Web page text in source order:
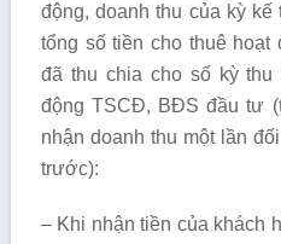
động, doanh thu của kỳ
tổng số tiền cho thuê
đã thu chia cho số kỳ
động TSCĐ, BĐS đầu tư
nhận doanh thu một lần
trước):
– Khi nhận tiền của khách